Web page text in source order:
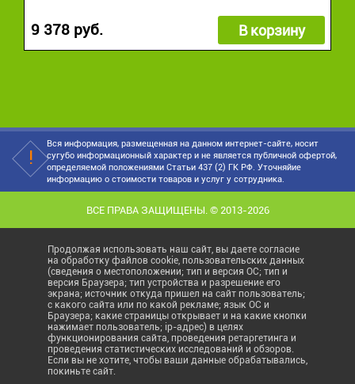
9 378 руб. В корзину
Вся информация, размещенная на данном интернет-сайте, носит
сугубо информационный характер и не является публичной офертой,
определяемой положениями Статьи 437 (2) ГК РФ. Уточняйие
информацию о стоимости товаров и услуг у сотрудника.
ВСЕ ПРАВА ЗАЩИЩЕНЫ. © 2013-2026
Продолжая использовать наш сайт, вы даете согласие
на обработку файлов cookie, пользовательских данных
(сведения о местоположении; тип и версия ОС; тип и
версия Браузера; тип устройства и разрешение его
экрана; источник откуда пришел на сайт пользователь;
с какого сайта или по какой рекламе; язык ОС и
Браузера; какие страницы открывает и на какие кнопки
нажимает пользователь; ip-адрес) в целях
функционирования сайта, проведения ретаргетинга и
проведения статистических исследований и обзоров.
Если вы не хотите, чтобы ваши данные обрабатывались,
покиньте сайт.